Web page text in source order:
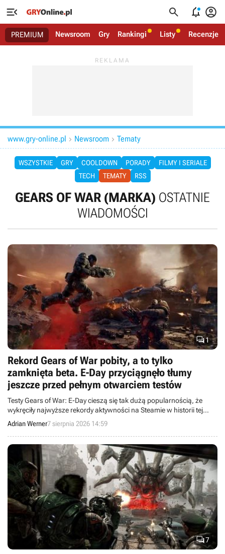
   
PREMIUM Newsroom Gry Rankingi Listy Recenzje
www.gry-online.pl  Newsroom  Tematy
WSZYSTKIE GRY COOLDOWN PORADY
FILMY I SERIALE
TECH
TEMATY RSS
GEARS OF WAR (MARKA) OSTATNIE
WIADOMOŚCI
1
Rekord Gears of War pobity, a to tylko
zamknięta beta. E-Day przyciągnęło tłumy
jeszcze przed pełnym otwarciem testów
Testy Gears of War: E-Day cieszą się tak dużą popularnością, że
wykręciły najwyższe rekordy aktywności na Steamie w historii tej
serii.
Adrian Werner7 sierpnia 2026 14:59
7